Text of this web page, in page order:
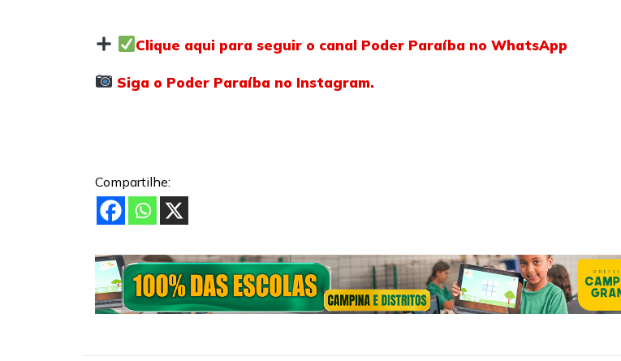
Clique aqui para seguir o canal Poder Paraíba no WhatsApp
Siga o Poder Paraíba no Instagram.
Compartilhe: